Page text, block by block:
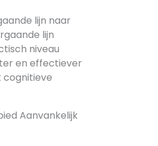
lijn naar
lijn
niveau
en effectiever
cognitieve
Aanvankelijk